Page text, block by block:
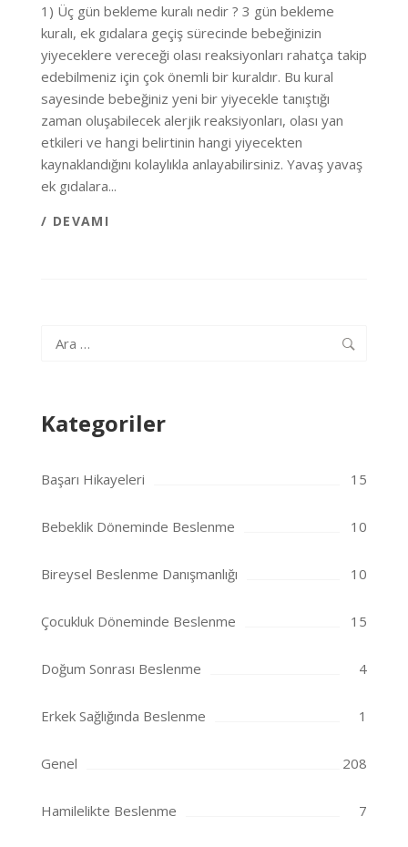
1) Üç gün bekleme kuralı nedir ? 3 gün bekleme
kuralı, ek gıdalara geçiş sürecinde bebeğinizin
yiyeceklere vereceği olası reaksiyonları rahatça takip
edebilmeniz için çok önemli bir kuraldır. Bu kural
sayesinde bebeğiniz yeni bir yiyecekle tanıştığı
zaman oluşabilecek alerjik reaksiyonları, olası yan
etkileri ve hangi belirtinin hangi yiyecekten
kaynaklandığını kolaylıkla anlayabilirsiniz. Yavaş yavaş
ek gıdalara...
/ DEVAMI
Arama:
Kategoriler
Başarı Hikayeleri 15
Bebeklik Döneminde Beslenme 10
Bireysel Beslenme Danışmanlığı 10
Çocukluk Döneminde Beslenme 15
Doğum Sonrası Beslenme 4
Erkek Sağlığında Beslenme 1
Genel 208
Hamilelikte Beslenme 7